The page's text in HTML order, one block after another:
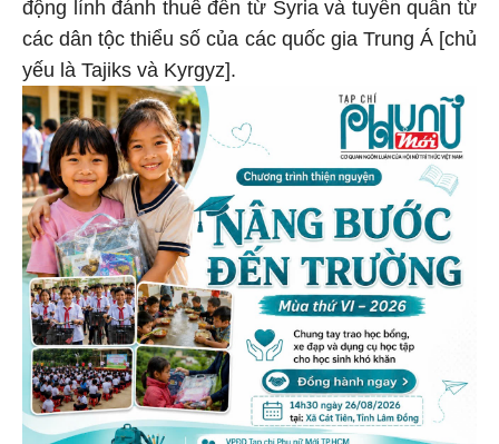
động lính đánh thuê đến từ Syria và tuyển quân từ
các dân tộc thiểu số của các quốc gia Trung Á [chủ
yếu là Tajiks và Kyrgyz].